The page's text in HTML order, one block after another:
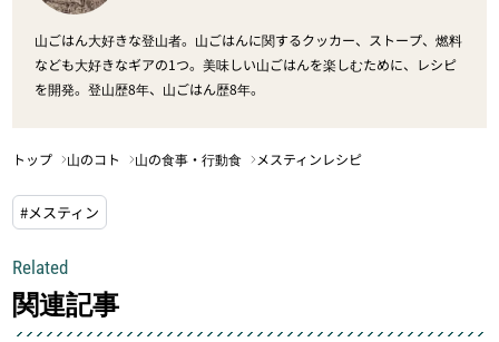
山ごはん大好きな登山者。山ごはんに関するクッカー、ストープ、燃料
なども大好きなギアの1つ。美味しい山ごはんを楽しむために、レシピ
を開発。登山歴8年、山ごはん歴8年。
トップ 山のコト 山の食事・行動食 メスティンレシピ
#メスティン
Related
関連記事